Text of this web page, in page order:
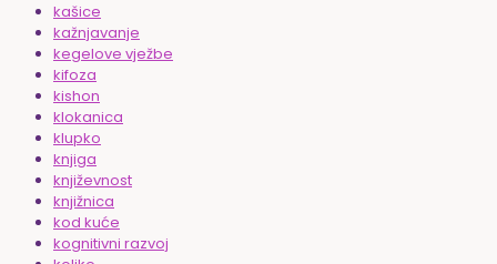
kašice
kažnjavanje
kegelove vježbe
kifoza
kishon
klokanica
klupko
knjiga
književnost
knjižnica
kod kuće
kognitivni razvoj